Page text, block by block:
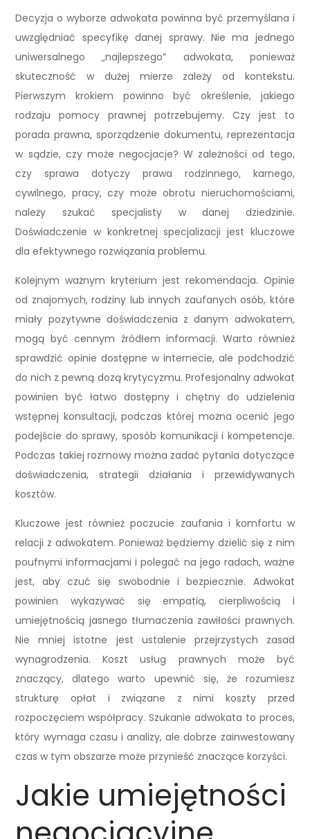
Decyzja o wyborze adwokata powinna być przemyślana i
uwzględniać specyfikę danej sprawy. Nie ma jednego
uniwersalnego „najlepszego” adwokata, ponieważ
skuteczność w dużej mierze zależy od kontekstu.
Pierwszym krokiem powinno być określenie, jakiego
rodzaju pomocy prawnej potrzebujemy. Czy jest to
porada prawna, sporządzenie dokumentu, reprezentacja
w sądzie, czy może negocjacje? W zależności od tego,
czy sprawa dotyczy prawa rodzinnego, karnego,
cywilnego, pracy, czy może obrotu nieruchomościami,
należy szukać specjalisty w danej dziedzinie.
Doświadczenie w konkretnej specjalizacji jest kluczowe
dla efektywnego rozwiązania problemu.
Kolejnym ważnym kryterium jest rekomendacja. Opinie
od znajomych, rodziny lub innych zaufanych osób, które
miały pozytywne doświadczenia z danym adwokatem,
mogą być cennym źródłem informacji. Warto również
sprawdzić opinie dostępne w internecie, ale podchodzić
do nich z pewną dozą krytycyzmu. Profesjonalny adwokat
powinien być łatwo dostępny i chętny do udzielenia
wstępnej konsultacji, podczas której można ocenić jego
podejście do sprawy, sposób komunikacji i kompetencje.
Podczas takiej rozmowy można zadać pytania dotyczące
doświadczenia, strategii działania i przewidywanych
kosztów.
Kluczowe jest również poczucie zaufania i komfortu w
relacji z adwokatem. Ponieważ będziemy dzielić się z nim
poufnymi informacjami i polegać na jego radach, ważne
jest, aby czuć się swobodnie i bezpiecznie. Adwokat
powinien wykazywać się empatią, cierpliwością i
umiejętnością jasnego tłumaczenia zawiłości prawnych.
Nie mniej istotne jest ustalenie przejrzystych zasad
wynagrodzenia. Koszt usług prawnych może być
znaczący, dlatego warto upewnić się, że rozumiesz
strukturę opłat i związane z nimi koszty przed
rozpoczęciem współpracy. Szukanie adwokata to proces,
który wymaga czasu i analizy, ale dobrze zainwestowany
czas w tym obszarze może przynieść znaczące korzyści.
Jakie umiejętności